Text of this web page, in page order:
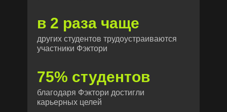
благодаря Фэктори достигли
карьерных целей
75% студентов
в 2 раза чаще
других студентов трудоустраиваются
участники Фэктори